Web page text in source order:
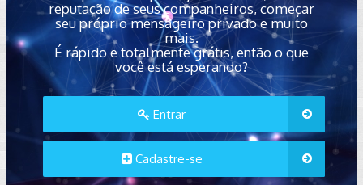
reputação de seus companheiros, começar
seu próprio mensageiro privado e muito
mais.
É rápido e totalmente grátis, então o que
você está esperando?
Entrar
Cadastre-se